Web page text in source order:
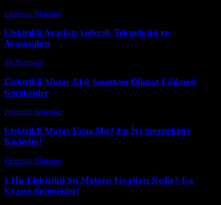
Elektrikli Motorlar-
Elektrikli Araçlar: Gelecek Teknolojisi ve
Avantajları
PR Publisher-
Elektrikli Motor Akü Seçerken Dikkat Edilmesi
Gerekenler
Elektrikli Motorlar-
Elektrikli Motor Ucuz Mu? En İyi Seçenekleri
Keşfedin!
Elektrikli Motorlar-
1 Hp Elektrikli Su Motoru Fiyatları Nedir? En
Uygun Seçenekler!